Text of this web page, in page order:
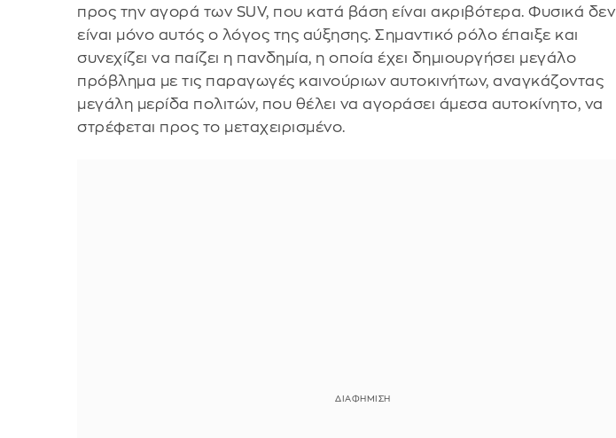
προς την αγορά των SUV, που κατά βάση είναι ακριβότερα. Φυσικά δεν
είναι μόνο αυτός ο λόγος της αύξησης. Σημαντικό ρόλο έπαιξε και
συνεχίζει να παίζει η πανδημία, η οποία έχει δημιουργήσει μεγάλο
πρόβλημα με τις παραγωγές καινούριων αυτοκινήτων, αναγκάζοντας
μεγάλη μερίδα πολιτών, που θέλει να αγοράσει άμεσα αυτοκίνητο, να
στρέφεται προς το μεταχειρισμένο.